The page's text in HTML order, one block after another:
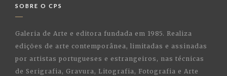
SOBRE O CPS
Galeria de Arte e editora fundada em 1985. Realiza
edições de arte contemporânea, limitadas e assinadas
por artistas portugueses e estrangeiros, nas técnicas
de Serigrafia, Gravura, Litografia, Fotografia e Arte